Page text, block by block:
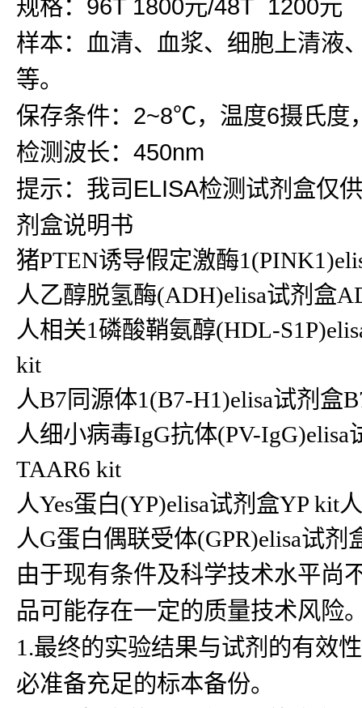
规格：96T 1800元/48T 1200元
样本：血清、血浆、细胞上清液
等。
保存条件：2~8℃，温度6摄氏度
检测波长：450nm
提示：我司ELISA检测试剂盒仅
剂盒说明书
猪PTEN诱导假定激酶
人乙醇脱氢酶(ADH)elisa试剂盒
人相关1磷酸鞘氨醇(HDL-
kit
人B7同源体1(B7-H1)elisa试剂盒
人细小病毒IgG抗体(PV-
TAAR6 kit
人Yes蛋白(YP)elisa试剂盒YP kit
人G蛋白偶联受体(GPR)elisa试
由于现有条件及科学技术水平尚
品可能存在一定的质量技术风险
1.最终的实验结果与试剂的有效
必准备充足的标本备份。